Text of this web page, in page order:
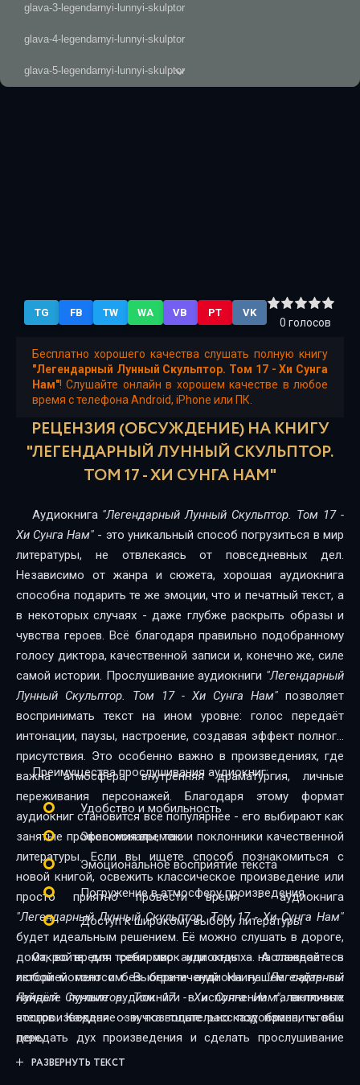
glava-3-legendarnyi-lunnyi-skulptor
glava-4-legendarnyi-lunnyi-skulptor
glava-5-legendarnyi-lunnyi-skulptor
TG FB TW WA VB PT VK
0 голосов
Бесплатно хорошего качества слушать полную книгу
"Легендарный Лунный Скульптор. Том 17 - Хи Сунга
Нам"! Слушайте онлайн в хорошем качестве в любое
время с телефона Android, iPhone или ПК.
РЕЦЕНЗИЯ (ОБСУЖДЕНИЕ) НА КНИГУ
"ЛЕГЕНДАРНЫЙ ЛУННЫЙ СКУЛЬПТОР.
ТОМ 17 - ХИ СУНГА НАМ"
Аудиокнига "Легендарный Лунный Скульптор. Том 17 -
Хи Сунга Нам" - это уникальный способ погрузиться в мир
литературы, не отвлекаясь от повседневных дел.
Независимо от жанра и сюжета, хорошая аудиокнига
способна подарить те же эмоции, что и печатный текст, а
в некоторых случаях - даже глубже раскрыть образы и
чувства героев. Всё благодаря правильно подобранному
голосу диктора, качественной записи и, конечно же, силе
самой истории. Прослушивание аудиокниги "Легендарный
Лунный Скульптор. Том 17 - Хи Сунга Нам" позволяет
воспринимать текст на ином уровне: голос передаёт
интонации, паузы, настроение, создавая эффект полного
присутствия. Это особенно важно в произведениях, где
важна атмосфера, внутренняя драматургия, личные
переживания персонажей. Благодаря этому формат
аудиокниг становится всё популярнее - его выбирают как
занятые профессионалы, так и поклонники качественной
литературы. Если вы ищете способ познакомиться с
новой книгой, освежить классическое произведение или
просто приятно провести время - аудиокнига
"Легендарный Лунный Скульптор. Том 17 - Хи Сунга Нам"
будет идеальным решением. Её можно слушать в дороге,
дома, во время тренировок или отдыха. А главное - в
любой момент и без ограничений. На нашем сайте вы
найдёте лучшие аудиокниги в исполнении талантливых
чтецов. Каждая озвучка тщательно подобрана, чтобы
передать дух произведения и сделать прослушивание
максимально комфортным. Новинки и классика,
Преимущества прослушивания аудиокниг:
Удобство и мобильность
Экономия времени
Эмоциональное восприятие текста
Погружение в атмосферу произведения
Доступ к широкому выбору литературы
Откройте для себя мир аудиокниг - наслаждайтесь
историей голосом. Выберите аудиокнигу"Легендарный
Лунный Скульптор. Том 17 - Хи Сунга Нам", включите
воспроизведение - и позвольте рассказу изменить ваш
день.
РАЗВЕРНУТЬ ТЕКСТ